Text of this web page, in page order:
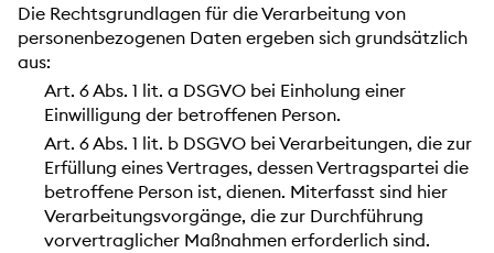
Die Rechtsgrundlagen für die Verarbeitung von
personenbezogenen Daten ergeben sich grundsätzlich
aus:
Art. 6 Abs. 1 lit. a DSGVO bei Einholung einer
Einwilligung der betroffenen Person.
Art. 6 Abs. 1 lit. b DSGVO bei Verarbeitungen, die zur
Erfüllung eines Vertrages, dessen Vertragspartei die
betroffene Person ist, dienen. Miterfasst sind hier
Verarbeitungsvorgänge, die zur Durchführung
vorvertraglicher Maßnahmen erforderlich sind.